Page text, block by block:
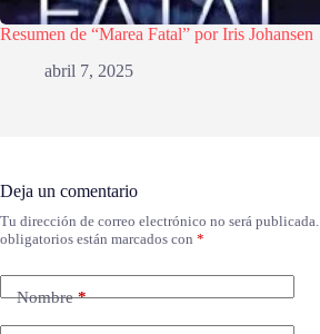
Resumen de “Marea Fatal” por Iris Johansen
abril 7, 2025
Deja un comentario
Tu dirección de correo electrónico no será publicada.
obligatorios están marcados con *
Nombre*